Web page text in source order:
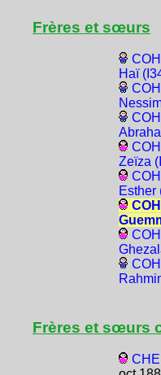
Frères et sœurs
Haï
Zeïza
Esther
Frères et sœurs